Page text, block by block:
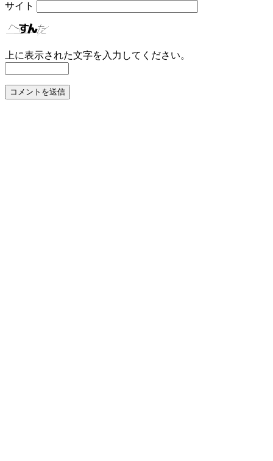
サイト
上に表示された文字を入力してください。